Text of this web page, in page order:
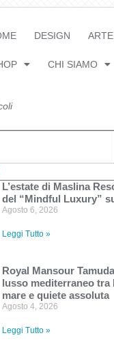
DESIGN ARTE
CHI SIAMO
L’estate di Maslina
del “Mindful Luxury”
Agosto 6, 2026
Leggi Tutto »
Royal Mansour
lusso mediterraneo tra
mare e quiete assoluta
Agosto 4, 2026
Leggi Tutto »